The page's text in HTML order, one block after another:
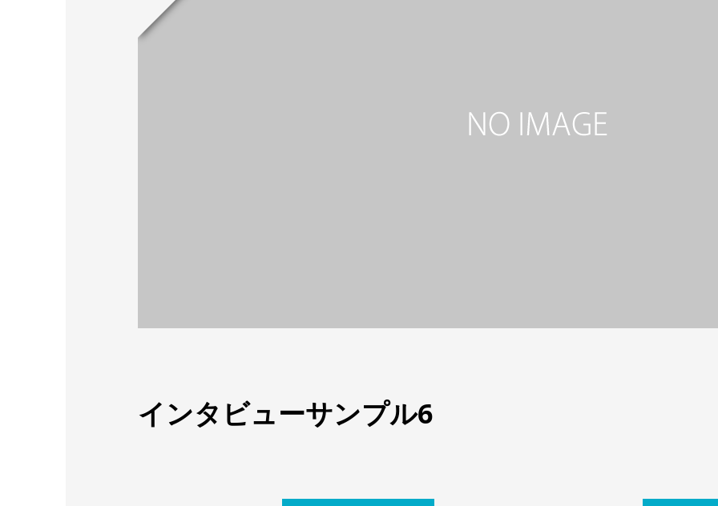
インタビューサンプル6